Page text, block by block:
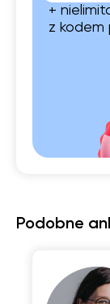
+
z kodem
Podobne